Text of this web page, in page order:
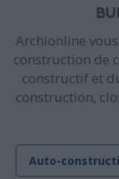
Archionline
construction de
constructif et
construction,
Auto-